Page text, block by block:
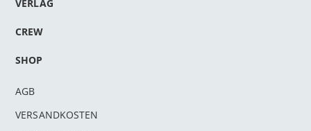
VERLAG
CREW
SHOP
AGB
VERSANDKOSTEN